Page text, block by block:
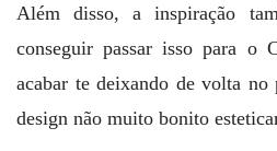
Além disso, a inspiração
conseguir passar isso para o
acabar te deixando de volta
design não muito bonito